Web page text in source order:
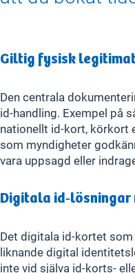
Giltig fysisk
Den centrala
id‑handling. Exempel på
nationellt id‑kort, körkort
som myndigheter
vara uppsagd eller
Digitala
Det digitala id‑kortet
liknande digital
inte vid själva id‑korts-